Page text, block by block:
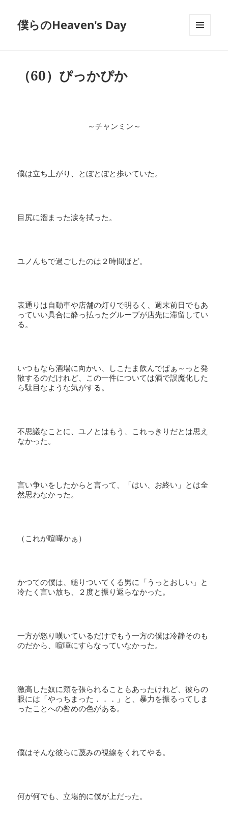
僕らのHeaven's Day
（60）ぴっかぴか
～チャンミン～
僕は立ち上がり、とぼとぼと歩いていた。
目尻に溜まった涙を拭った。
ユノんちで過ごしたのは２時間ほど。
表通りは自動車や店舗の灯りで明るく、週末前日でもあ
っていい具合に酔っ払ったグループが店先に滞留してい
る。
いつもなら酒場に向かい、しこたま飲んでぱぁ～っと発
散するのだけれど、この一件については酒で誤魔化した
ら駄目なような気がする。
不思議なことに、ユノとはもう、これっきりだとは思え
なかった。
言い争いをしたからと言って、「はい、お終い」とは全
然思わなかった。
（これが喧嘩かぁ）
かつての僕は、縋りついてくる男に「うっとおしい」と
冷たく言い放ち、２度と振り返らなかった。
一方が怒り嘆いているだけでもう一方の僕は冷静そのも
のだから、喧嘩にすらなっていなかった。
激高した奴に頬を張られることもあったけれど、彼らの
眼には「やっちまった．．．」と、暴力を振るってしま
ったことへの咎めの色がある。
僕はそんな彼らに蔑みの視線をくれてやる。
何が何でも、立場的に僕が上だった。